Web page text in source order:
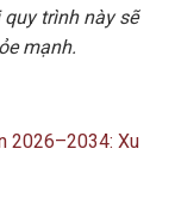
trình này sẽ
mạnh.